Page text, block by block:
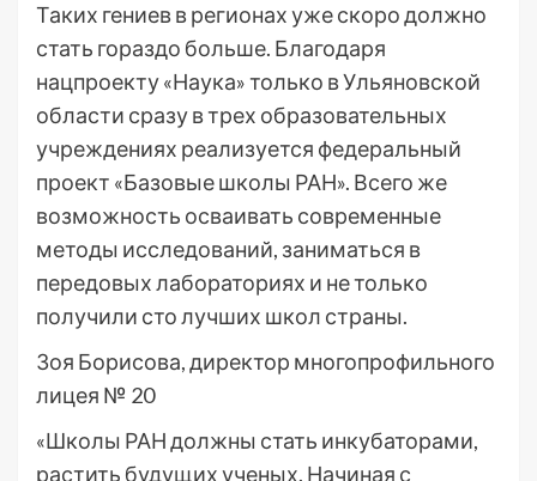
Таких гениев в регионах уже скоро должно
стать гораздо больше. Благодаря
нацпроекту «Наука» только в Ульяновской
области сразу в трех образовательных
учреждениях реализуется федеральный
проект «Базовые школы РАН». Всего же
возможность осваивать современные
методы исследований, заниматься в
передовых лабораториях и не только
получили сто лучших школ страны.
Зоя Борисова, директор многопрофильного
лицея № 20
«Школы РАН должны стать инкубаторами,
растить будущих ученых. Начиная с